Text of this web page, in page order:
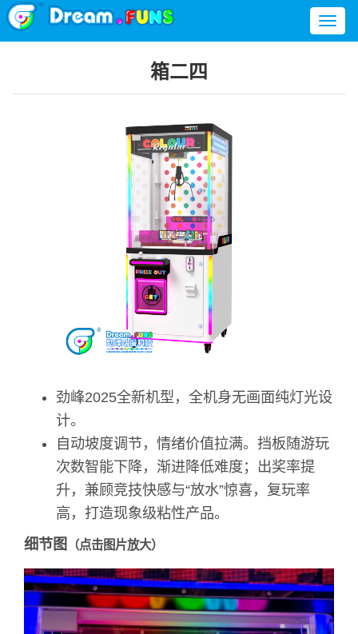
箱二四
劲峰2025全新机型，全机身无画面纯灯光设
计。
自动坡度调节，情绪价值拉满。挡板随游玩
次数智能下降，渐进降低难度；出奖率提
升，兼顾竞技快感与“放水”惊喜，复玩率
高，打造现象级粘性产品。
细节图
（点击图片放大）